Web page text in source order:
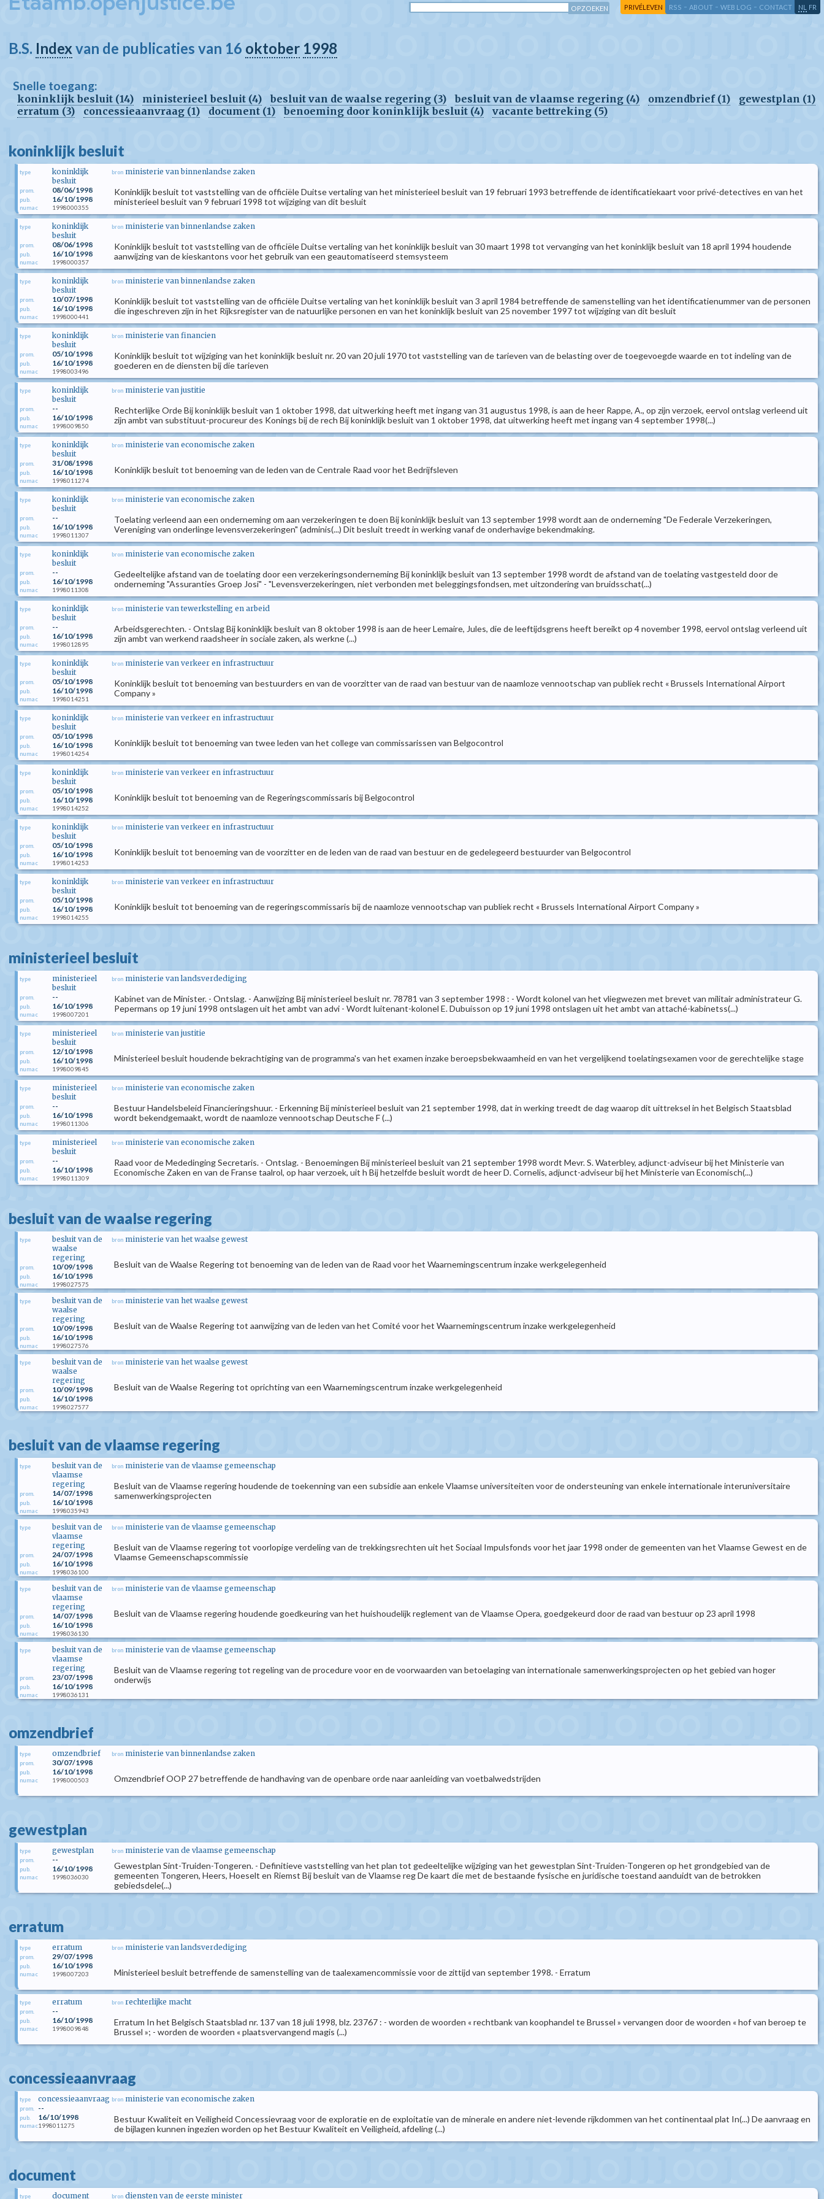
PRIVÉLEVEN RSS - ABOUT - WEB LOG - CONTACT NL FR
B.S. Indexvan de publicaties van 16 oktober 1998
Snelle toegang:
koninklijk besluit (14) ministerieel besluit (4) besluit van de waalse regering (3) besluit van de vlaamse regering (4) omzendbrief (1)
gewestplan (1)
erratum (3)
concessieaanvraag (1) document (1) benoeming door koninklijk besluit (4) vacante bettreking (5)
koninklijk besluit
type
koninklijk
besluit
prom. 08/06/1998
pub. 16/10/1998
numac 1998000355
bron ministerie van binnenlandse zaken
Koninklijk besluit tot vaststelling van de officiële Duitse vertaling van het ministerieel besluit van 19 februari 1993 betreffende de identificatiekaart voor privé-detectives en van het
ministerieel besluit van 9 februari 1998 tot wijziging van dit besluit
type
koninklijk
besluit
prom. 08/06/1998
pub. 16/10/1998
numac 1998000357
bron ministerie van binnenlandse zaken
Koninklijk besluit tot vaststelling van de officiële Duitse vertaling van het koninklijk besluit van 30 maart 1998 tot vervanging van het koninklijk besluit van 18 april 1994 houdende
aanwijzing van de kieskantons voor het gebruik van een geautomatiseerd stemsysteem
type
koninklijk
besluit
prom. 10/07/1998
pub. 16/10/1998
numac 1998000441
bron ministerie van binnenlandse zaken
Koninklijk besluit tot vaststelling van de officiële Duitse vertaling van het koninklijk besluit van 3 april 1984 betreffende de samenstelling van het identificatienummer van de personen
die ingeschreven zijn in het Rijksregister van de natuurlijke personen en van het koninklijk besluit van 25 november 1997 tot wijziging van dit besluit
type
koninklijk
besluit
prom. 05/10/1998
pub. 16/10/1998
numac 1998003496
bron ministerie van financien
Koninklijk besluit tot wijziging van het koninklijk besluit nr. 20 van 20 juli 1970 tot vaststelling van de tarieven van de belasting over de toegevoegde waarde en tot indeling van de
goederen en de diensten bij die tarieven
type
koninklijk
besluit
prom. --
pub. 16/10/1998
numac 1998009850
bron ministerie van justitie
Rechterlijke Orde Bij koninklijk besluit van 1 oktober 1998, dat uitwerking heeft met ingang van 31 augustus 1998, is aan de heer Rappe, A., op zijn verzoek, eervol ontslag verleend uit
zijn ambt van substituut-procureur des Konings bij de rech Bij koninklijk besluit van 1 oktober 1998, dat uitwerking heeft met ingang van 4 september 1998(...)
type
koninklijk
besluit
prom. 31/08/1998
pub. 16/10/1998
numac 1998011274
bron ministerie van economische zaken
Koninklijk besluit tot benoeming van de leden van de Centrale Raad voor het Bedrijfsleven
type
koninklijk
besluit
prom. --
pub. 16/10/1998
numac 1998011307
bron ministerie van economische zaken
Toelating verleend aan een onderneming om aan verzekeringen te doen Bij koninklijk besluit van 13 september 1998 wordt aan de onderneming "De Federale Verzekeringen,
Vereniging van onderlinge levensverzekeringen" (adminis(...) Dit besluit treedt in werking vanaf de onderhavige bekendmaking.
type
koninklijk
besluit
prom. --
pub. 16/10/1998
numac 1998011308
bron ministerie van economische zaken
Gedeeltelijke afstand van de toelating door een verzekeringsonderneming Bij koninklijk besluit van 13 september 1998 wordt de afstand van de toelating vastgesteld door de
onderneming "Assuranties Groep Josi" - "Levensverzekeringen, niet verbonden met beleggingsfondsen, met uitzondering van bruidsschat(...)
type
koninklijk
besluit
prom. --
pub. 16/10/1998
numac 1998012895
bron ministerie van tewerkstelling en arbeid
Arbeidsgerechten. - Ontslag Bij koninklijk besluit van 8 oktober 1998 is aan de heer Lemaire, Jules, die de leeftijdsgrens heeft bereikt op 4 november 1998, eervol ontslag verleend uit
zijn ambt van werkend raadsheer in sociale zaken, als werkne (...)
type
koninklijk
besluit
prom. 05/10/1998
pub. 16/10/1998
numac 1998014251
bron ministerie van verkeer en infrastructuur
Koninklijk besluit tot benoeming van bestuurders en van de voorzitter van de raad van bestuur van de naamloze vennootschap van publiek recht « Brussels International Airport
Company »
type
koninklijk
besluit
prom. 05/10/1998
pub. 16/10/1998
numac 1998014254
bron ministerie van verkeer en infrastructuur
Koninklijk besluit tot benoeming van twee leden van het college van commissarissen van Belgocontrol
type
koninklijk
besluit
prom. 05/10/1998
pub. 16/10/1998
numac 1998014252
bron ministerie van verkeer en infrastructuur
Koninklijk besluit tot benoeming van de Regeringscommissaris bij Belgocontrol
type
koninklijk
besluit
prom. 05/10/1998
pub. 16/10/1998
numac 1998014253
bron ministerie van verkeer en infrastructuur
Koninklijk besluit tot benoeming van de voorzitter en de leden van de raad van bestuur en de gedelegeerd bestuurder van Belgocontrol
type
koninklijk
besluit
prom. 05/10/1998
pub. 16/10/1998
numac 1998014255
bron ministerie van verkeer en infrastructuur
Koninklijk besluit tot benoeming van de regeringscommissaris bij de naamloze vennootschap van publiek recht « Brussels International Airport Company »
ministerieel besluit
type
ministerieel
besluit
prom. --
pub. 16/10/1998
numac 1998007201
bron ministerie van landsverdediging
Kabinet van de Minister. - Ontslag. - Aanwijzing Bij ministerieel besluit nr. 78781 van 3 september 1998 : - Wordt kolonel van het vliegwezen met brevet van militair administrateur G.
Pepermans op 19 juni 1998 ontslagen uit het ambt van advi - Wordt luitenant-kolonel E. Dubuisson op 19 juni 1998 ontslagen uit het ambt van attaché-kabinetss(...)
type
ministerieel
besluit
prom. 12/10/1998
pub. 16/10/1998
numac 1998009845
bron ministerie van justitie
Ministerieel besluit houdende bekrachtiging van de programma's van het examen inzake beroepsbekwaamheid en van het vergelijkend toelatingsexamen voor de gerechtelijke stage
type
ministerieel
besluit
prom. --
pub. 16/10/1998
numac 1998011306
bron ministerie van economische zaken
Bestuur Handelsbeleid Financieringshuur. - Erkenning Bij ministerieel besluit van 21 september 1998, dat in werking treedt de dag waarop dit uittreksel in het Belgisch Staatsblad
wordt bekendgemaakt, wordt de naamloze vennootschap Deutsche F (...)
type
ministerieel
besluit
prom. --
pub. 16/10/1998
numac 1998011309
bron ministerie van economische zaken
Raad voor de Mededinging Secretaris. - Ontslag. - Benoemingen Bij ministerieel besluit van 21 september 1998 wordt Mevr. S. Waterbley, adjunct-adviseur bij het Ministerie van
Economische Zaken en van de Franse taalrol, op haar verzoek, uit h Bij hetzelfde besluit wordt de heer D. Cornelis, adjunct-adviseur bij het Ministerie van Economisch(...)
besluit van de waalse regering
type
besluit van de
waalse
regering
prom. 10/09/1998
pub. 16/10/1998
numac 1998027575
bron ministerie van het waalse gewest
Besluit van de Waalse Regering tot benoeming van de leden van de Raad voor het Waarnemingscentrum inzake werkgelegenheid
type
besluit van de
waalse
regering
prom. 10/09/1998
pub. 16/10/1998
numac 1998027576
bron ministerie van het waalse gewest
Besluit van de Waalse Regering tot aanwijzing van de leden van het Comité voor het Waarnemingscentrum inzake werkgelegenheid
type
besluit van de
waalse
regering
prom. 10/09/1998
pub. 16/10/1998
numac 1998027577
bron ministerie van het waalse gewest
Besluit van de Waalse Regering tot oprichting van een Waarnemingscentrum inzake werkgelegenheid
besluit van de vlaamse regering
type
besluit van de
vlaamse
regering
prom. 14/07/1998
pub. 16/10/1998
numac 1998035943
bron ministerie van de vlaamse gemeenschap
Besluit van de Vlaamse regering houdende de toekenning van een subsidie aan enkele Vlaamse universiteiten voor de ondersteuning van enkele internationale interuniversitaire
samenwerkingsprojecten
type
besluit van de
vlaamse
regering
prom. 24/07/1998
pub. 16/10/1998
numac 1998036100
bron ministerie van de vlaamse gemeenschap
Besluit van de Vlaamse regering tot voorlopige verdeling van de trekkingsrechten uit het Sociaal Impulsfonds voor het jaar 1998 onder de gemeenten van het Vlaamse Gewest en de
Vlaamse Gemeenschapscommissie
type
besluit van de
vlaamse
regering
prom. 14/07/1998
pub. 16/10/1998
numac 1998036130
bron ministerie van de vlaamse gemeenschap
Besluit van de Vlaamse regering houdende goedkeuring van het huishoudelijk reglement van de Vlaamse Opera, goedgekeurd door de raad van bestuur op 23 april 1998
type
besluit van de
vlaamse
regering
prom. 23/07/1998
pub. 16/10/1998
numac 1998036131
bron ministerie van de vlaamse gemeenschap
Besluit van de Vlaamse regering tot regeling van de procedure voor en de voorwaarden van betoelaging van internationale samenwerkingsprojecten op het gebied van hoger
onderwijs
omzendbrief
type omzendbrief
prom. 30/07/1998
pub. 16/10/1998
numac 1998000503
bron ministerie van binnenlandse zaken
Omzendbrief OOP 27 betreffende de handhaving van de openbare orde naar aanleiding van voetbalwedstrijden
gewestplan
type gewestplan
prom. --
pub. 16/10/1998
numac 1998036030
bron ministerie van de vlaamse gemeenschap
Gewestplan Sint-Truiden-Tongeren. - Definitieve vaststelling van het plan tot gedeeltelijke wijziging van het gewestplan Sint-Truiden-Tongeren op het grondgebied van de
gemeenten Tongeren, Heers, Hoeselt en Riemst Bij besluit van de Vlaamse reg De kaart die met de bestaande fysische en juridische toestand aanduidt van de betrokken
gebiedsdele(...)
erratum
type erratum
prom. 29/07/1998
pub. 16/10/1998
numac 1998007203
bron ministerie van landsverdediging
Ministerieel besluit betreffende de samenstelling van de taalexamencommissie voor de zittijd van september 1998. - Erratum
type erratum
prom. --
pub. 16/10/1998
numac 1998009848
bron rechterlijke macht
Erratum In het Belgisch Staatsblad nr. 137 van 18 juli 1998, blz. 23767 : - worden de woorden « rechtbank van koophandel te Brussel » vervangen door de woorden « hof van beroep te
Brussel »; - worden de woorden « plaatsvervangend magis (...)
concessieaanvraag
type concessieaanvraag
prom. --
pub. 16/10/1998
numac1998011275
bron ministerie van economische zaken
Bestuur Kwaliteit en Veiligheid Concessievraag voor de exploratie en de exploitatie van de minerale en andere niet-levende rijkdommen van het continentaal plat In(...) De aanvraag en
de bijlagen kunnen ingezien worden op het Bestuur Kwaliteit en Veiligheid, afdeling (...)
document
type document bron diensten van de eerste minister